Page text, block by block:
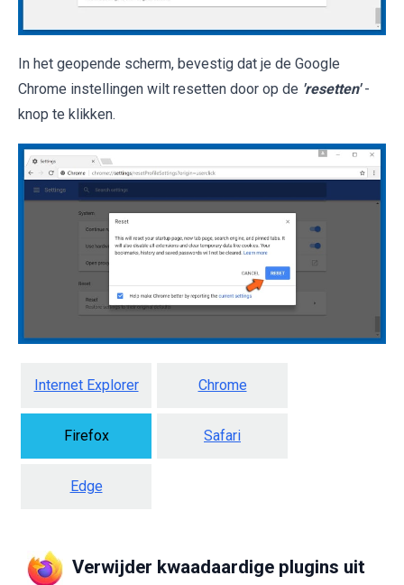
In het geopende scherm, bevestig dat je de Google
Chrome instellingen wilt resetten door op de 'resetten' -
knop te klikken.
Internet Explorer Chrome
Firefox Safari
Edge
Verwijder kwaadaardige plugins uit